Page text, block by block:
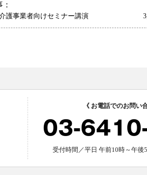
護事業者向けセミナー講演
《 お電話でのお問い
03-
受付時間／平日 午前10時～午後